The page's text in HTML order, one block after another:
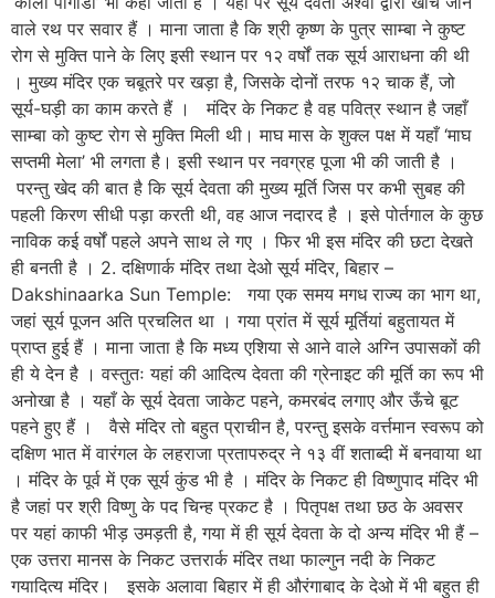
वाले रथ पर सवार हैं । माना जाता है कि श्री कृष्ण के पुत्र साम्बा ने कुष्ट
रोग से मुक्ति पाने के लिए इसी स्थान पर १२ वर्षों तक सूर्य आराधना की थी
। मुख्य मंदिर एक चबूतरे पर खड़ा है, जिसके दोनों तरफ १२ चाक हैं, जो
सूर्य-घड़ी का काम करते हैं । मंदिर के निकट है वह पवित्र स्थान है जहाँ
साम्बा को कुष्ट रोग से मुक्ति मिली थी। माघ मास के शुक्ल पक्ष में यहाँ ‘माघ
सप्तमी मेला’ भी लगता है। इसी स्थान पर नवग्रह पूजा भी की जाती है ।
परन्तु खेद की बात है कि सूर्य देवता की मुख्य मूर्ति जिस पर कभी सुबह की
पहली किरण सीधी पड़ा करती थी, वह आज नदारद है । इसे पोर्तगाल के कुछ
नाविक कई वर्षों पहले अपने साथ ले गए । फिर भी इस मंदिर की छटा देखते
ही बनती है । 2. दक्षिणार्क मंदिर तथा देओ सूर्य मंदिर, बिहार –
Dakshinaarka Sun Temple: गया एक समय मगध राज्य का भाग था,
जहां सूर्य पूजन अति प्रचलित था । गया प्रांत में सूर्य मूर्तियां बहुतायत में
प्राप्त हुई हैं । माना जाता है कि मध्य एशिया से आने वाले अग्नि उपासकों की
ही ये देन है । वस्तुतः यहां की आदित्य देवता की ग्रेनाइट की मूर्ति का रूप भी
अनोखा है । यहाँ के सूर्य देवता जाकेट पहने, कमरबंद लगाए और ऊँचे बूट
पहने हुए हैं । वैसे मंदिर तो बहुत प्राचीन है, परन्तु इसके वर्त्तमान स्वरूप को
दक्षिण भात में वारंगल के लहराजा प्रतापरुद्र ने १३ वीं शताब्दी में बनवाया था
। मंदिर के पूर्व में एक सूर्य कुंड भी है । मंदिर के निकट ही विष्णुपाद मंदिर भी
है जहां पर श्री विष्णु के पद चिन्ह प्रकट है । पितृपक्ष तथा छठ के अवसर
पर यहां काफी भीड़ उमड़ती है, गया में ही सूर्य देवता के दो अन्य मंदिर भी हैं –
एक उत्तरा मानस के निकट उत्तरार्क मंदिर तथा फाल्गुन नदी के निकट
गयादित्य मंदिर। इसके अलावा बिहार में ही औरंगाबाद के देओ में भी बहुत ही